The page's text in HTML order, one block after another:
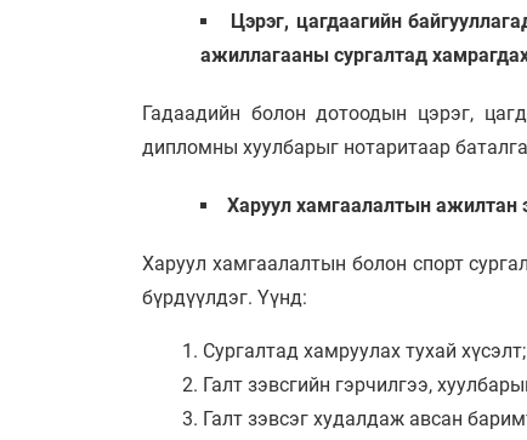
Цэрэг, цагдаагийн
ажиллагааны сургалтад
Гадаадийн болон дотоодын цэрэг,
дипломны хуулбарыг нотаритаар
Харуул хамгаалалтын ажилтан
Харуул хамгаалалтын болон спорт
бүрдүүлдэг. Үүнд:
Сургалтад хамруулах тухай хүсэлт;
Галт зэвсгийн гэрчилгээ,
Галт зэвсэг худалдаж авсан